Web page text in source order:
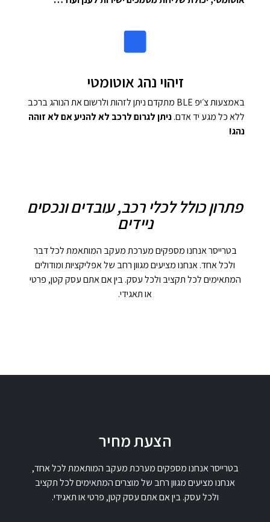
זיהוי נהג אוטומטי
באמצעות צ׳יפ BLE מתקדם ניתן לזהות ולרשום את הנוהג ברכב
ללא כל מגע יד אדם.ניתן לגרום לרכב לא להניע אם לא זוהה
נהג!
פתרון כולל לכלי רכב, עובדים ונכסים
ניידים
בטרייסר אנחנו מספקים מערכת מעקב המותאמת לכל דבר
ולכל אחד. אנחנו מציעים מגוון רחב של אפליקציות ומודולים
המתאימים לכל תקציב ולכל עסק. בין אם אתם עסק קטן, פרטי
או תאגידי.
הצעת מחיר
בטרייסר אנחנו מספקים מערכת מעקב המותאמת לכל אחד,
אנחנו מציעים מגוון רחב של מוצרים המתאימים לכל תקציב
ולכל עסק. בין אם אתם עסק קטן, פרטי או תאגידי.